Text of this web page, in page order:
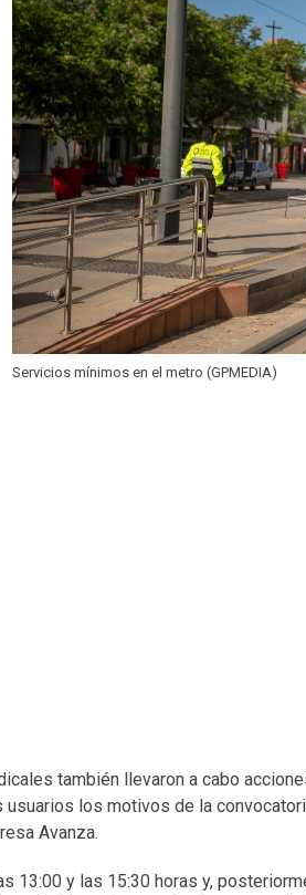
Servicios mínimos en el metro (GPMEDIA)
también llevaron a cabo
los motivos de la
Avanza.
y las 15:30 horas y,